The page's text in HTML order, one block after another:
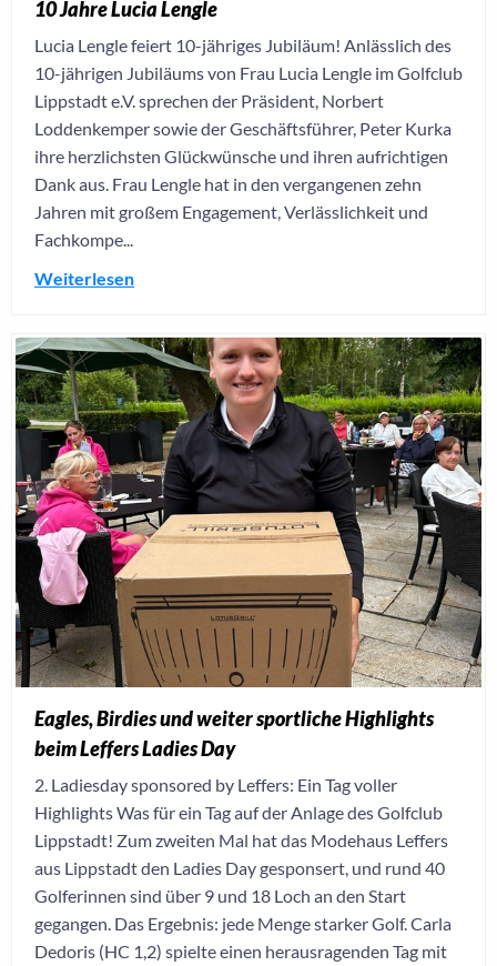
10 Jahre Lucia Lengle
Lucia Lengle feiert 10-jähriges Jubiläum! Anlässlich des
10-jährigen Jubiläums von Frau Lucia Lengle im Golfclub
Lippstadt e.V. sprechen der Präsident, Norbert
Loddenkemper sowie der Geschäftsführer, Peter Kurka
ihre herzlichsten Glückwünsche und ihren aufrichtigen
Dank aus. Frau Lengle hat in den vergangenen zehn
Jahren mit großem Engagement, Verlässlichkeit und
Fachkompe...
Weiterlesen
Eagles, Birdies und weiter sportliche Highlights
beim Leffers Ladies Day
2. Ladiesday sponsored by Leffers: Ein Tag voller
Highlights Was für ein Tag auf der Anlage des Golfclub
Lippstadt! Zum zweiten Mal hat das Modehaus Leffers
aus Lippstadt den Ladies Day gesponsert, und rund 40
Golferinnen sind über 9 und 18 Loch an den Start
gegangen. Das Ergebnis: jede Menge starker Golf. Carla
Dedoris (HC 1,2) spielte einen herausragenden Tag mit